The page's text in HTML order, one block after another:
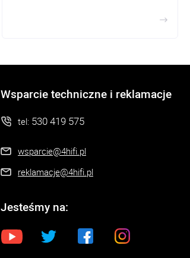
Wsparcie techniczne i reklamacje
tel: 530 419 575
wsparcie@4hifi.pl
reklamacje@4hifi.pl
Jesteśmy na: